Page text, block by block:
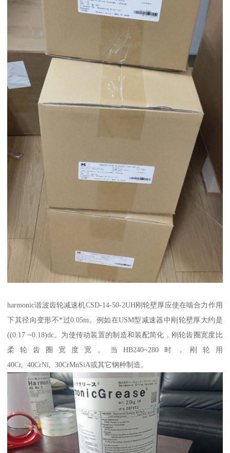
harmonic谐波齿轮减速机CSD-14-50-2UH刚轮壁厚应使在啮合力作用
下其径向变形不*过0.05m。例如在USM型减速器中刚轮壁厚大约是
((0.17 ~0.18)dc。为使传动装置的制造和装配简化，刚轮齿圈宽度比
柔轮齿圈宽度宽。当HB240~280时，刚轮用
40Cr, 40CrNi, 30CrMnSiA或其它钢种制造。